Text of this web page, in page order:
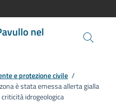
nel
e protezione civile /
è stata emessa allerta gialla
idrogeologica